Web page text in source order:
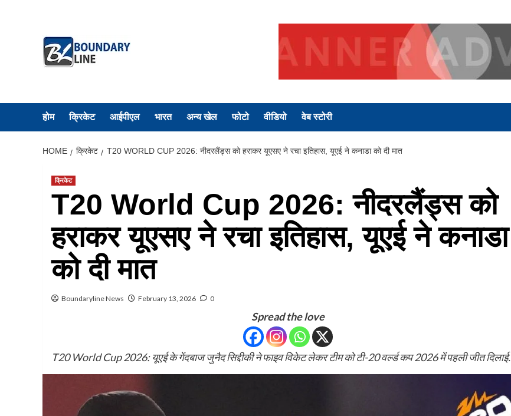
होम क्रिकेट आईपीएल भारत अन्य खेल फोटो वीडियो वेब स्टोरी
HOME क्रिकेट T20 WORLD CUP 2026: नीदरलैंड्स को हराकर यूएसए ने रचा इतिहास, यूएई ने कनाडा को दी मात
क्रिकेट
T20 World Cup 2026: नीदरलैंड्स को
हराकर यूएसए ने रचा इतिहास, यूएई ने कनाडा
को दी मात
Boundaryline News February 13, 2026 0
Spread the love
T20 World Cup 2026: यूएई के गेंदबाज जुनैद सिद्दीकी ने फाइव विकेट लेकर टीम को टी-20 वर्ल्ड कप 2026 में पहली जीत दिलाई.